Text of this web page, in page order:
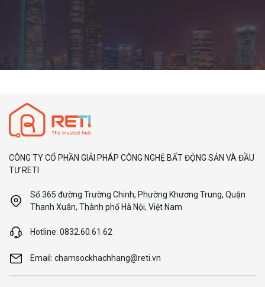
CÔNG TY CỔ PHẦN GIẢI PHÁP CÔNG NGHỆ BẤT ĐỘNG SẢN VÀ ĐẦU
TƯ RETI
Số 365 đường Trường Chinh, Phường Khương Trung, Quận
Thanh Xuân, Thành phố Hà Nội, Việt Nam
Hotline: 0832.60.61.62
Email: chamsockhachhang@reti.vn